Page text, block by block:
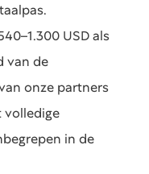
USD als
van de
onze partners
volledige
in de